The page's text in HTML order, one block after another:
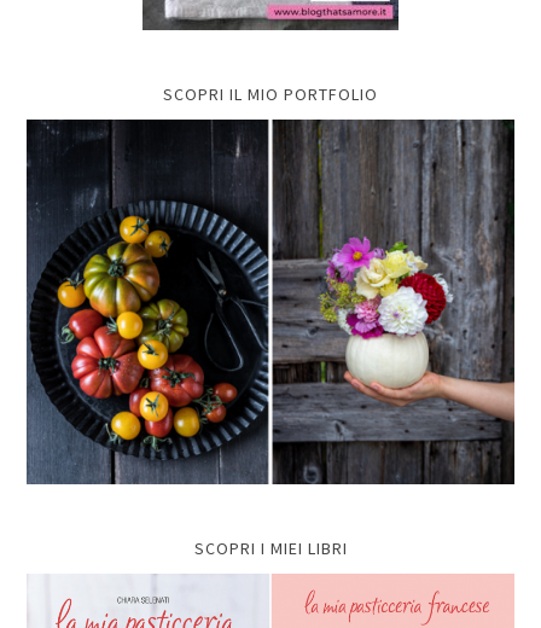
SCOPRI IL MIO PORTFOLIO
SCOPRI I MIEI LIBRI